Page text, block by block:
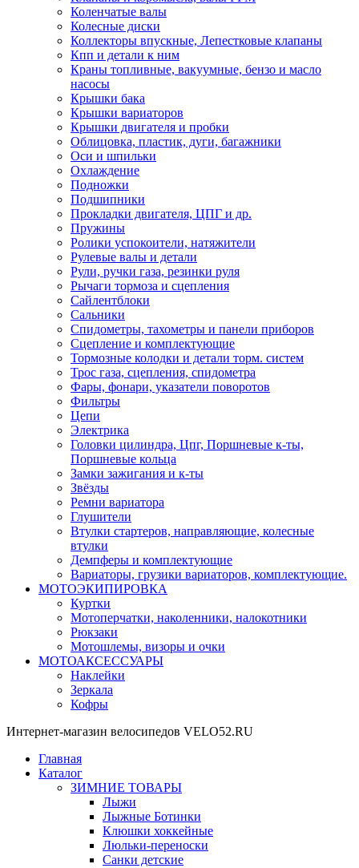
Коленчатые валы
Колесные диски
Коллекторы впускные, Лепестковые клапаны
Кпп и детали к ним
Краны топливные, вакуумные, бензо и масло
насосы
Крышки бака
Крышки вариаторов
Крышки двигателя и пробки
Облицовка, пластик, дуги, багажники
Оси и шпильки
Охлаждение
Подножки
Подшипники
Прокладки двигателя, ЦПГ и др.
Пружины
Ролики успокоители, натяжители
Рулевые валы и детали
Рули, ручки газа, резинки руля
Рычаги тормоза и сцепления
Сайлентблоки
Сальники
Спидометры, тахометры и панели приборов
Сцепление и комплектующие
Тормозные колодки и детали торм. систем
Трос газа, сцепления, спидометра
Фары, фонари, указатели поворотов
Фильтры
Цепи
Электрика
Головки цилиндра, Цпг, Поршневые к-ты,
Поршневые кольца
Замки зажигания и к-ты
Звёзды
Ремни вариатора
Глушители
Втулки стартеров, направляющие, колесные
втулки
Демпферы и комплектующие
Вариаторы, грузики вариаторов, комплектующие.
МОТОЭКИПИРОВКА
Куртки
Мотоперчатки, наколенники, налокотники
Рюкзаки
Мотошлемы, визоры и очки
МОТОАКСЕССУАРЫ
Наклейки
Зеркала
Кофры
Интернет-магазин велосипедов VELO52.RU
Главная
Каталог
ЗИМНИЕ ТОВАРЫ
Лыжи
Лыжные Ботинки
Клюшки хоккейные
Люльки-переноски
Санки детские